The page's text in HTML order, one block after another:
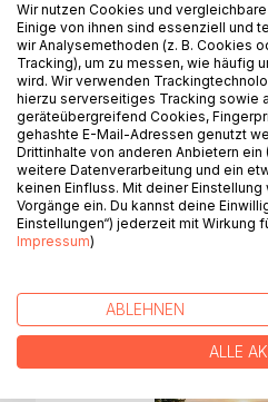
BESCHREIBUNG
Die aktuelle
geben Anlass zu
die ganze
Wir nutzen Cookies und
Einige von ihnen sind essenziell und
wir Analysemethoden (z. B. Cookies
Tracking), um zu messen, wie häufig
wird. Wir verwenden
hierzu serverseitiges Tracking sowie
geräteübergreifend Cookies,
gehashte E-Mail-Adressen genutzt
Drittinhalte von anderen Anbietern
weitere Datenverarbeitung und ein
keinen Einfluss. Mit deiner
Vorgänge ein. Du kannst deine
Einstellungen“) jederzeit mit Wirkung
Impressum)
ABLEHNEN
ALLE